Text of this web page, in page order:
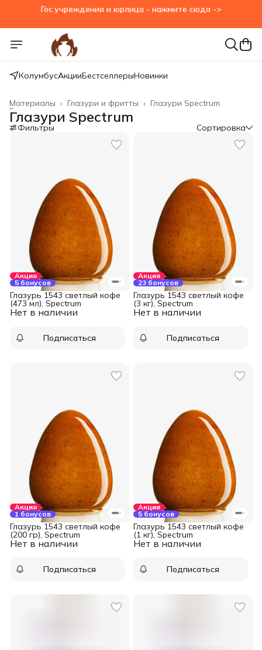
Гос.учреждения и юрлица - нажмите сюда ->
КолумбусАкцииБестселлерыНовинки
Глазури Spectrum
Глазури и фритты ›
Материалы ›
Главная
Глазури Spectrum
Фильтры Сортировка
Акция
5 бонусов
Нет в наличии
Глазурь 1543 светлый кофе
(473 мл), Spectrum
Подписаться
Акция
23 бонусов
Нет в наличии
Глазурь 1543 светлый кофе
(3 кг), Spectrum
Подписаться
Акция
1 бонусов
Нет в наличии
Глазурь 1543 светлый кофе
(200 гр), Spectrum
Подписаться
Акция
5 бонусов
Нет в наличии
Глазурь 1543 светлый кофе
(1 кг), Spectrum
Подписаться